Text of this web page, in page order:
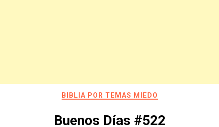
BIBLIA POR TEMAS MIEDO
Buenos Días #522